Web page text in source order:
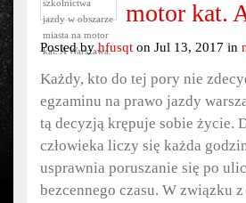
motor kat.
Posted byhfusqt on Jul 13, 2017 in
Każdy, kto do tej pory nie
egzaminu na prawo jazdy
tą decyzją krępuje sobie życie.
człowieka liczy się każda
usprawnia poruszanie się po
bezcennego czasu. W związku